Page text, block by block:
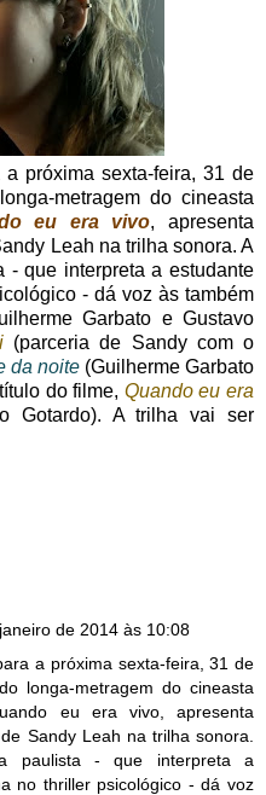
próxima sexta-feira, 31 de
metragem do cineasta
eu era vivo, apresenta
Leah na trilha sonora. A
- que interpreta a estudante
- dá voz às também
Garbato e Gustavo
(parceria de Sandy com o
da noite (Guilherme Garbato
do filme, Quando eu era
Gotardo). A trilha vai ser
de 2014 às 10:08
a próxima sexta-feira, 31 de
longa-metragem do cineasta
eu era vivo, apresenta
Sandy Leah na trilha sonora.
paulista - que interpreta a
no thriller psicológico - dá voz